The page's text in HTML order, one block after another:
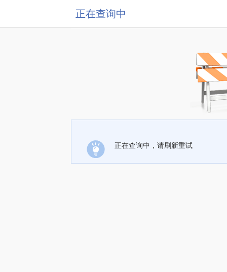
正在查询中
正在查询中，请刷新重试